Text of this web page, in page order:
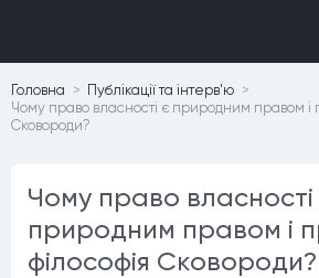
Головна
Публiкацiї та iнтерв'ю
Чому право власності є природним правом і
Сковороди?
Чому право власності
природним правом і
філософія Сковороди?